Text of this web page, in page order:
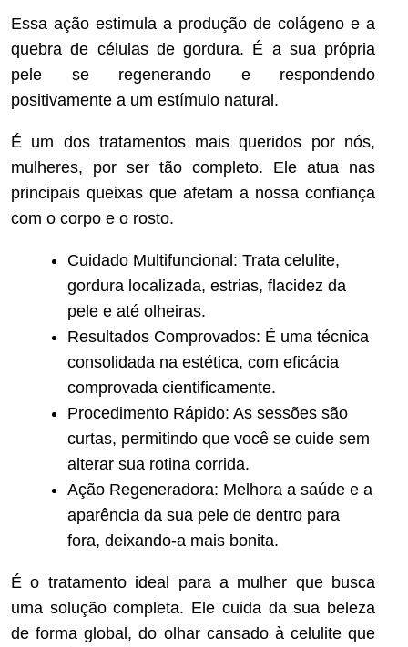
Essa ação estimula a produção de colágeno e a
quebra de células de gordura. É a sua própria
pele se regenerando e respondendo
positivamente a um estímulo natural.
É um dos tratamentos mais queridos por nós,
mulheres, por ser tão completo. Ele atua nas
principais queixas que afetam a nossa confiança
com o corpo e o rosto.
Cuidado Multifuncional: Trata celulite,
gordura localizada, estrias, flacidez da
pele e até olheiras.
Resultados Comprovados: É uma técnica
consolidada na estética, com eficácia
comprovada cientificamente.
Procedimento Rápido: As sessões são
curtas, permitindo que você se cuide sem
alterar sua rotina corrida.
Ação Regeneradora: Melhora a saúde e a
aparência da sua pele de dentro para
fora, deixando-a mais bonita.
É o tratamento ideal para a mulher que busca
uma solução completa. Ele cuida da sua beleza
de forma global, do olhar cansado à celulite que